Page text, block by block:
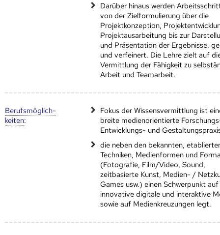
Darüber hinaus werden
von der Zielformulierung über die
Projektkonzeption,
Projektausarbeitung bis zur
und Präsentation der Ergebnisse,
und verfeinert. Die Lehre zielt auf
Vermittlung der Fähigkeit zu
Arbeit und Teamarbeit.
Berufs­möglich­
keiten:
Fokus der Wissensvermittlung ist
breite medienorientierte
Entwicklungs- und
die neben den bekannten,
Techniken, Medienformen und
(Fotografie, Film/Video, Sound,
zeitbasierte Kunst, Medien- /
Games usw.) einen Schwerpunkt auf
innovative digitale und interaktive
sowie auf Medienkreuzungen legt.